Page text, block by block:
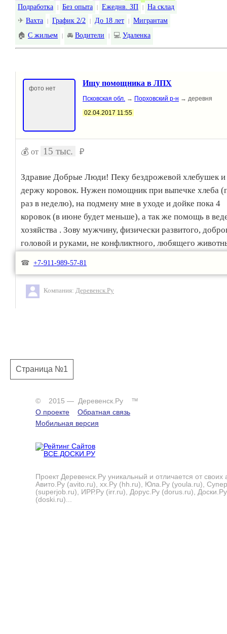
Подработка
| Без опыта | Ежеднв. ЗП |
На склад
✈ Вахта | График 2/2 | До 18 лет |
Мигрантам
🏠 С жильем | 🚘 Водители | 💻 Удаленка
фото нет
Ищу помощника в ЛПХ
Псковская обл. → Порховский р-н → деревня
02.04.2017 11:55
💰 от 15 тыс. ₽
Здравие Добрые Люди! Пеку бездрожевой хлебушек и
держу коровок. Нужен помощник при выпечке хлеба
раз в неделю), на подмену мне в уходе и дойке пока 4
коровок (в июне будет меньше), а так же помощь в
хозяйства . Зову мужчину, физически развитого,
головой и руками, не конфликтного, любящего
употребляющего алкоголь, наркотики и желательно не
курящего и не компьютерозависимого. Предоставляю
со всеми удобствами, туалет на улице правда, зато есть
проживание на втором. Баня в доме. Хотелось бы
опытом общения с коровками и на длительный срок, но
Возим продукцию в Санкт-Петербург и Псков.
☎ +7-911-989-57-81
Компания: Деревенск.Ру
Страница №1
© 2015 — Деревенск.Ру ™
О проекте
Обратная связь
Мобильная версия
Проект Деревенск.Ру уникальный и отличается от своих
Авито.Ру (avito.ru), хх.Ру (hh.ru), Юла.Ру (youla.ru),
(superjob.ru), ИРР.Ру (irr.ru), Дорус.Ру (dorus.ru), Доски.Ру
(doski.ru)...